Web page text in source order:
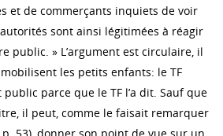
et de commerçants inquiets de voir
sont ainsi légitimées à réagir
public. » L’argument est circulaire, il
les petits enfants: le TF
parce que le TF l’a dit. Sauf que
titre, il peut, comme le faisait remarquer